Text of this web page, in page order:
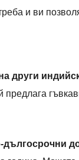
и ви
други
предлага
дългосрочни